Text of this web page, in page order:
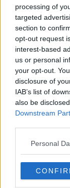
processing of
targeted
section to
opt-out request
interest-based
us or personal
your opt-out.
disclosure of
IAB’s list of
also be
Downstream
Personal
molto oltre…
in ogni caso
di no oppure
piano B è
dopo la
si può avere
scelta e tante
poiché
rifiuto e
quando la
domanda è…
cambiano
persona in
nuova,
persona
Il fatto di
non cambia il